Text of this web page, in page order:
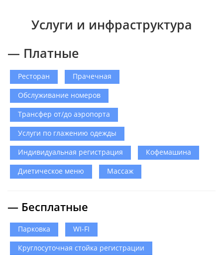
Услуги и инфраструктура
— Платные
Ресторан
Прачечная
Обслуживание номеров
Трансфер от/до аэропорта
Услуги по глажению одежды
Индивидуальная регистрация
Кофемашина
Диетическое меню
Массаж
— Бесплатные
Парковка
WI-FI
Круглосуточная стойка регистрации